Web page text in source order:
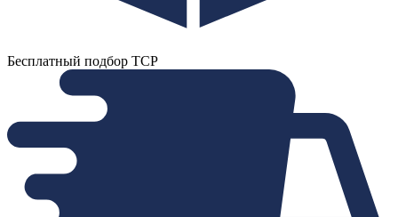
Бесплатный подбор ТСР